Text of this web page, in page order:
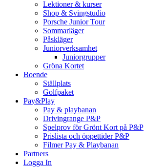
Lektioner & kurser
Shop & Svingstudio
Porsche Junior Tour
Sommarläger
Påskläger
Juniorverksamhet
Juniorgrupper
Gröna Kortet
Boende
Ställplats
Golfpaket
Pay&Play
Pay & playbanan
Drivingrange P&P
Spelprov för Grönt Kort på P&P
Prislista och öppettider P&P
Filmer Pay & Playbanan
Partners
Logga In